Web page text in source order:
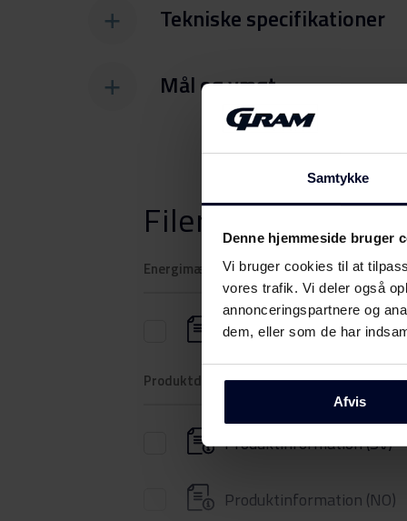
Samtykke
Denne hjemmeside bruger
Vi bruger cookies til at
vores trafik. Vi deler også
annonceringspartnere og
dem, eller som de har
Afvis
Tekniske specifikationer
Mål og vægt
FilerDownload
Energimærkning
Energilabel
Produktdatablad
Produktinformation (SV)
Produktinformation (NO)